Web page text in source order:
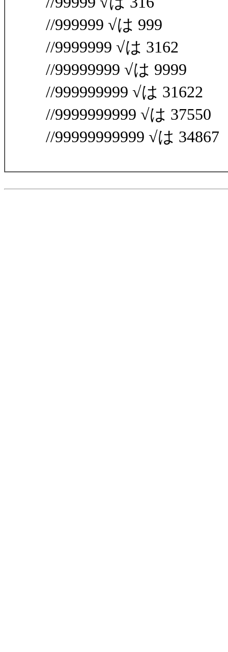
//999999 √は 999
//9999999 √は 3162
//99999999 √は 9999
//999999999 √は 31622
//9999999999 √は 37550
//99999999999 √は 34867